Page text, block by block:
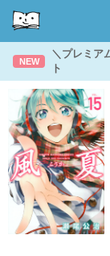
NEW
＼プレミア
ト